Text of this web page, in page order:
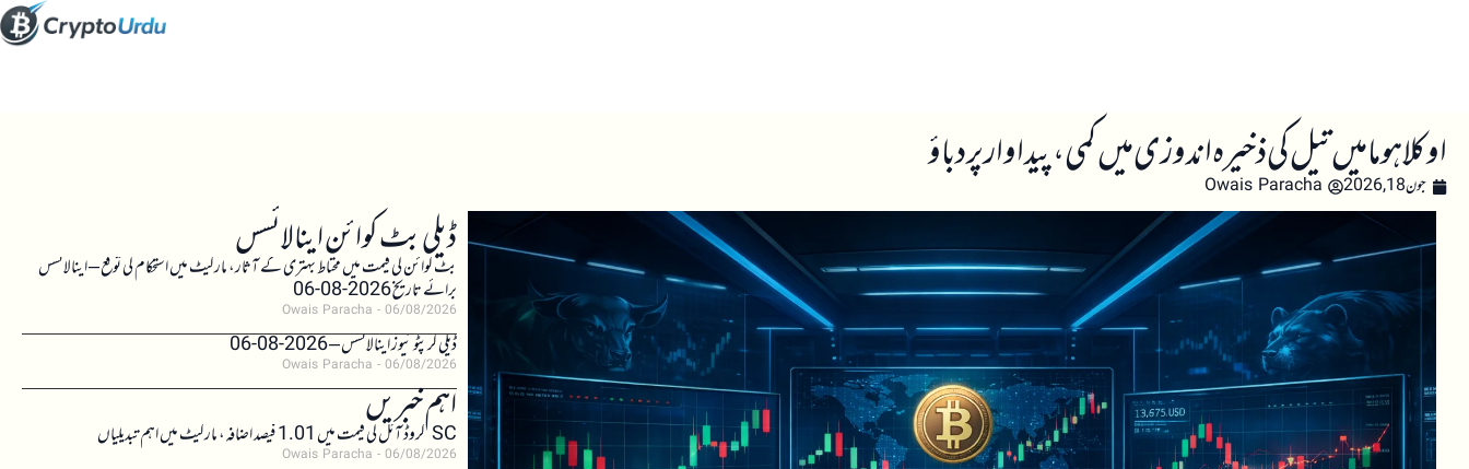
اوکلاہوما میں تیل کی ذخیرہ اندوزی میں کمی، پیداوار پر دباؤ
جون 18, 2026 Owais Paracha
ڈیلی بٹ کوائن اینالائسس
بٹ کوائن کی قیمت میں محتاط بہتری کے آثار، مارکیٹ میں استحکام کی توقع – اینالائسس
برائے تاریخ 2026-08-06
Owais Paracha 06/08/2026
ڈیلی کرپٹو نیوز اینالائسس – 2026-08-06
Owais Paracha 06/08/2026
اہم خبریں
SC کروڈ آئل کی قیمت میں 1.01 فیصد اضافہ، مارکیٹ میں اہم تبدیلیاں
Owais Paracha 06/08/2026